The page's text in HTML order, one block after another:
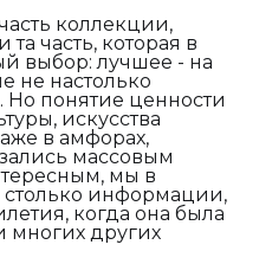
коллекции,
часть, которая в
выбор: лучшее - на
не настолько
Но понятие ценности
искусства
в амфорах,
массовым
мы в
информации,
когда она была
многих других